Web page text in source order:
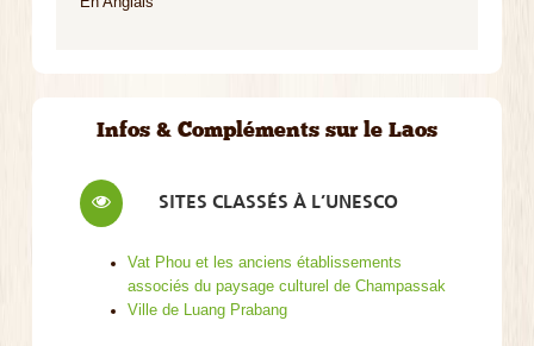
Infos & Compléments sur le Laos
SITES CLASSÉS À L’UNESCO
Vat Phou et les anciens établissements
associés du paysage culturel de Champassak
Ville de Luang Prabang